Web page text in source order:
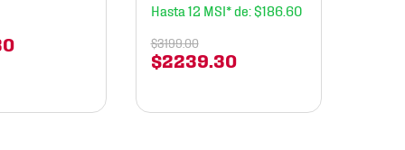
12
$186. 60
$2239.30
$3199.00